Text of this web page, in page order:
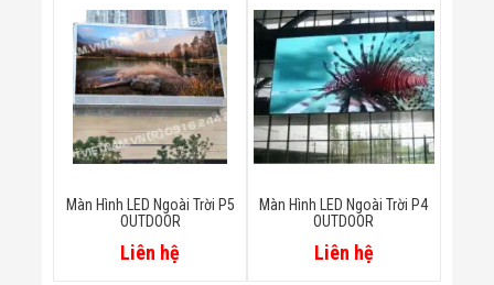
Tương Tác
Màn Hình LED
Thiết Bị Chống
Ghi Âm
Máy X-Ray
Thực Phẩm
Máy Dò Kim
Loại Công
Thiết Bị Công
Màn Hình LED Ngoài Trời P5
OUTDOOR
Liên hệ
Màn Hình LED Ngoài Trời P4
OUTDOOR
Liên hệ